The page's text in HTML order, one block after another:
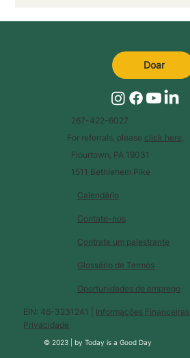
Calendário
Glossário de Termos
Contate-nos
Contrate um palestrante
Oportunidades de emprego
EIN: 46-3231241 | Informações Financeiras
Privacidade
© 2023 |byToday is a Good Day
267-422-6027
For referrals, please click here
Flourtown, PA 19031
1511 Bethlehem Pike
Doar